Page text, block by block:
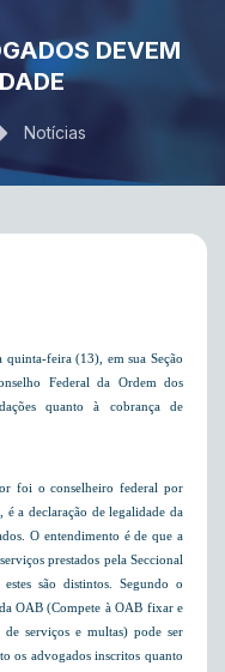
DEVEM
Notícias
quinta-feira (13), em sua Seção
Federal da Ordem dos
quanto à cobrança de
foi o conselheiro federal por
é a declaração de legalidade da
O entendimento é de que a
prestados pela Seccional
são distintos. Segundo o
OAB (Compete à OAB fixar e
serviços e multas) pode ser
os advogados inscritos quanto